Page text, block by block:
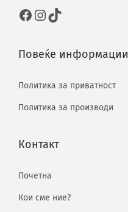
Повеќе информации
Политика за приватност
Политика за производи
Контакт
Почетна
Кои сме ние?